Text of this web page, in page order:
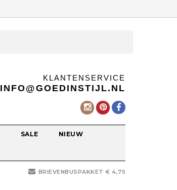
KLANTENSERVICE
INFO@GOEDINSTIJL.NL
SALE NIEUW
BRIEVENBUSPAKKET € 4,75